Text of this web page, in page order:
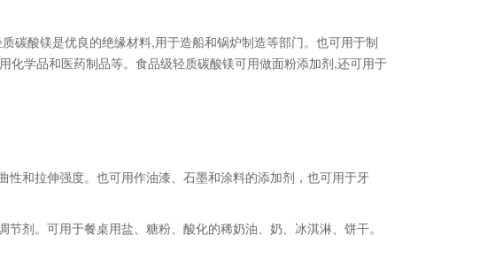
碳酸镁是优良的绝缘材料,用于造船和锅炉制造等部门。也可用于制
学品和医药制品等。食品级轻质碳酸镁可用做面粉添加剂,还可用于
和拉伸强度。也可用作油漆、石墨和涂料的添加剂，也可用于牙
剂。可用于餐桌用盐、糖粉、酸化的稀奶油、奶、冰淇淋、饼干。